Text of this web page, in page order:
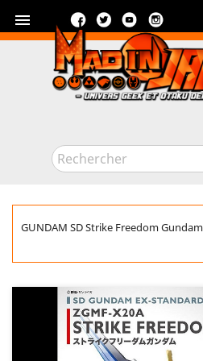
 FacebookTwitterYouTube
GUNDAM SD Strike Freedom